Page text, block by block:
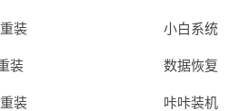
装
装
装
小白系统
数据恢复
咔咔装机